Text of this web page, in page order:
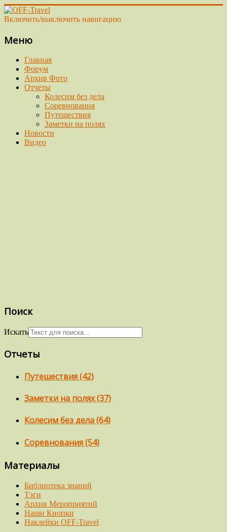
Включить/выключить навигацию
Меню
Главная
Форум
Архив Фото
Отчеты
Колесим без дела
Соревнования
Путешествия
Заметки на полях
Новости
Видео
Поиск
Искать
Отчеты
Путешествия (42)
Заметки на полях (37)
Колесим без дела (64)
Соревнования (54)
Материалы
Библиотека знаний
Тэги
Архив Мероприятий
Наши Кнопки
Наклейки OFF-Travel